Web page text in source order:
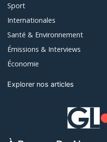
Sport
Internationales
Santé & Environnement
Émissions & Interviews
Économie
Explorer nos articles